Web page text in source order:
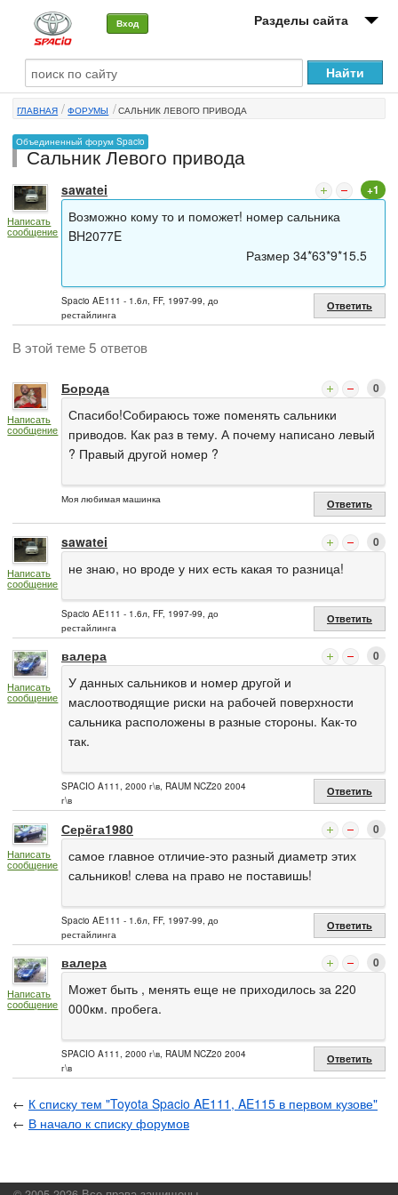
Вход Разделы сайта
О машине
Автоклуб
Форумы
Сервисы и услуги
Новости
ГЛАВНАЯ ФОРУМЫ САЛЬНИК ЛЕВОГО ПРИВОДА
Объединенный форум Spacio
Сальник Левого привода
Написать
сообщение
sawatei +1
Возможно кому то и поможет! номер сальника
BH2077E
Размер 34*63*9*15.5
Spacio AE111 - 1.6л, FF, 1997-99, до
рестайлинга
Ответить
В этой теме 5 ответов
Написать
сообщение
Борода 0
Спасибо!Собираюсь тоже поменять сальники
приводов. Как раз в тему. А почему написано левый
? Правый другой номер ?
Моя любимая машинка Ответить
Написать
сообщение
sawatei 0
не знаю, но вроде у них есть какая то разница!
Spacio AE111 - 1.6л, FF, 1997-99, до
рестайлинга
Ответить
Написать
сообщение
валера 0
У данных сальников и номер другой и
маслоотводящие риски на рабочей поверхности
сальника расположены в разные стороны. Как-то
так.
SPACIO A111, 2000 г\в, RAUM NCZ20 2004
г\в
Ответить
Написать
сообщение
Серёга1980 0
самое главное отличие-это разный диаметр этих
сальников! слева на право не поставишь!
Spacio AE111 - 1.6л, FF, 1997-99, до
рестайлинга
Ответить
Написать
сообщение
валера 0
Может быть , менять еще не приходилось за 220
000км. пробега.
SPACIO A111, 2000 г\в, RAUM NCZ20 2004
г\в
Ответить
← К списку тем "Toyota Spacio AE111, AE115 в первом кузове"
← В начало к списку форумов